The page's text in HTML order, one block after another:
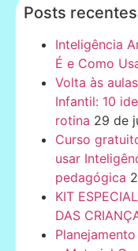
Posts recentes
Inteligência
É e Como
Volta às
Infantil: 10
rotina 29 de
Curso
usar
pedagógica
KIT
DAS